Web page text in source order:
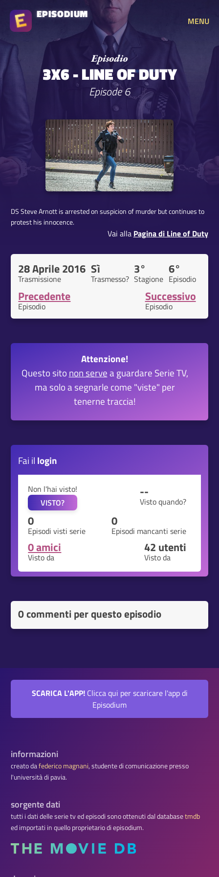
EPISODIUM
MENU
3X6 - LINE OF DUTY
Episode 6
DS Steve Arnott is arrested on suspicion of murder but continues to
protest his innocence.
Vai alla Pagina di Line of Duty
28 Aprile 2016
Trasmissione
Sì
Trasmesso?
3°
Stagione
6°
Episodio
Precedente
Episodio
Successivo
Episodio
Attenzione!
Questo sito non servea guardare Serie TV,
ma solo a segnarle come "viste" per
tenerne traccia!
Fai il login
Non l'hai visto!
VISTO?
--
Visto quando?
0
Episodi visti serie
0
Episodi mancanti serie
0 amici
Visto da
42 utenti
Visto da
0 commenti per questo episodio
SCARICA L'APP!Clicca qui per scaricare l'app di
Episodium
informazioni
creato dafederico magnani, studente di comunicazione presso
l'università di pavia.
sorgente dati
tutti i dati delle serie tv ed episodi sono ottenuti dal databasetmdb
ed importati in quello proprietario di episodium.